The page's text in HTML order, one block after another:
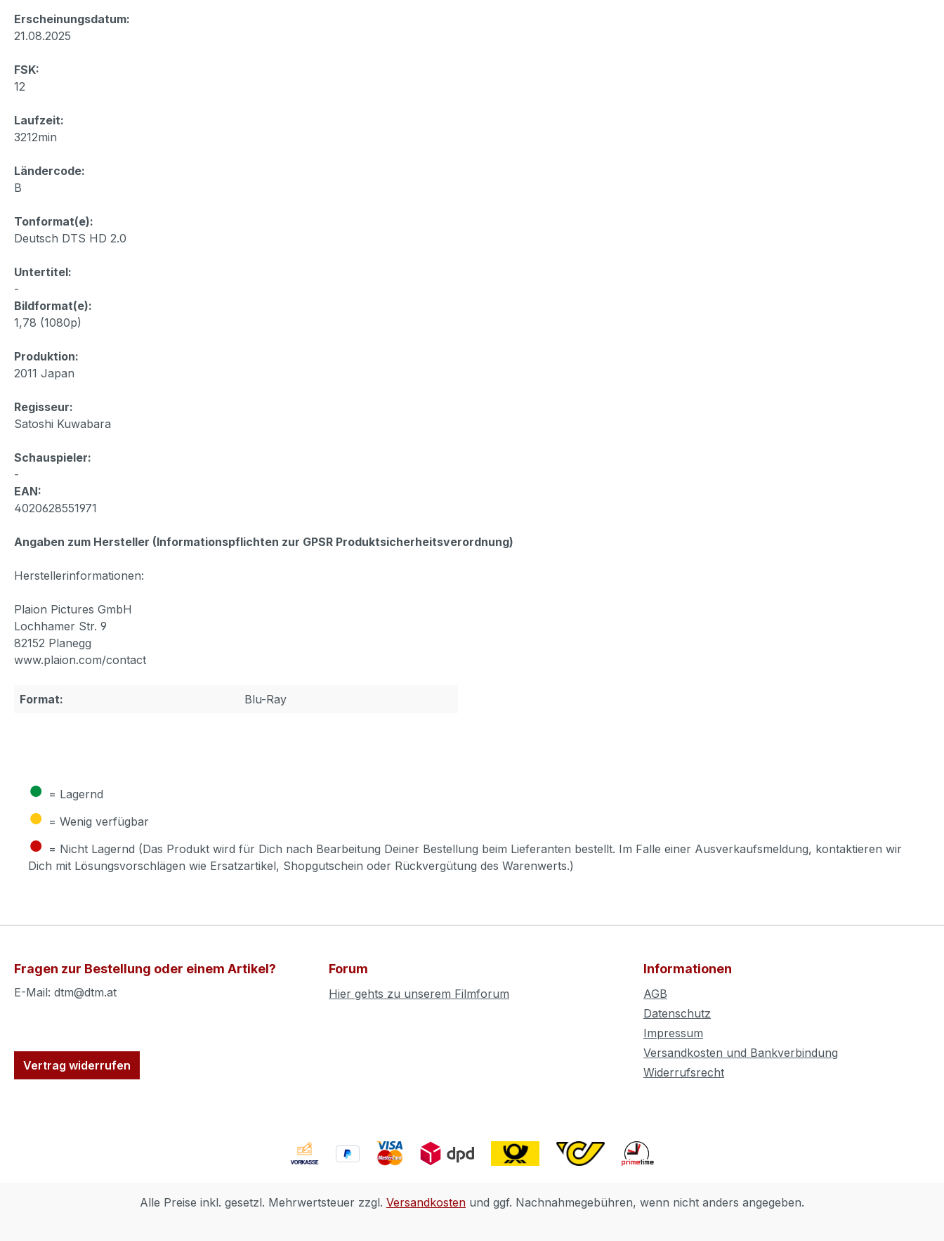
Erscheinungsdatum:
21.08.2025
FSK:
12
Laufzeit:
3212min
Ländercode:
B
Tonformat(e):
Deutsch DTS HD 2.0
Untertitel:
-
Bildformat(e):
1,78 (1080p)
Produktion:
2011 Japan
Regisseur:
Satoshi Kuwabara
Schauspieler:
-
EAN:
4020628551971
Angaben zum Hersteller (Informationspflichten zur GPSR Produktsicherheitsverordnung)
Herstellerinformationen:
Plaion Pictures GmbH
Lochhamer Str. 9
82152 Planegg
www.plaion.com/contact
Format: Blu-Ray
● = Lagernd
● = Wenig verfügbar
● = Nicht Lagernd (Das Produkt wird für Dich nach Bearbeitung Deiner Bestellung beim Lieferanten bestellt. Im Falle einer Ausverkaufsmeldung, kontaktieren wir
Dich mit Lösungsvorschlägen wie Ersatzartikel, Shopgutschein oder Rückvergütung des Warenwerts.)
Fragen zur Bestellung oder einem Artikel?
E-Mail: dtm@dtm.at
Vertrag widerrufen
Forum
Hier gehts zu unserem Filmforum
Informationen
AGB
Datenschutz
Impressum
Versandkosten und Bankverbindung
Widerrufsrecht
Alle Preise inkl. gesetzl. Mehrwertsteuer zzgl. Versandkosten und ggf. Nachnahmegebühren, wenn nicht anders angegeben.